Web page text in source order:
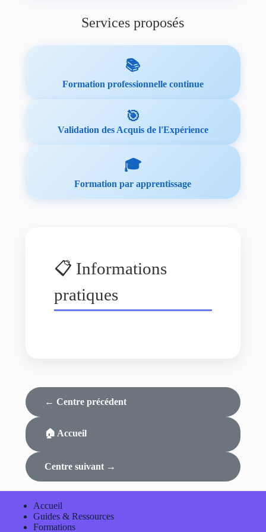
Services proposés
📚
Formation professionnelle continue
🎯
Validation des Acquis de l'Expérience
🎓
Formation par apprentissage
📋 Informations
pratiques
← Centre précédent
🏠 Accueil
Centre suivant →
Accueil
Guides & Ressources
Formations